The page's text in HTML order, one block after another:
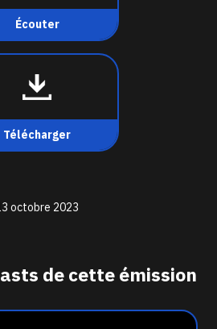
Écouter
Télécharger
octobre 2023
de cette émission